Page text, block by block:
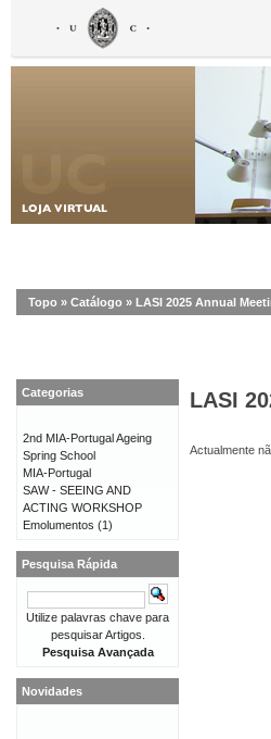
Topo » Catálogo » LASI 2025 Annual
LASI
Actualmente
Categorias
2nd MIA-Portugal Ageing
Spring School
MIA-Portugal
SAW - SEEING AND
ACTING WORKSHOP
Emolumentos (1)
Pesquisa Rápida
Utilize palavras chave para
pesquisar Artigos.
Pesquisa Avançada
Novidades